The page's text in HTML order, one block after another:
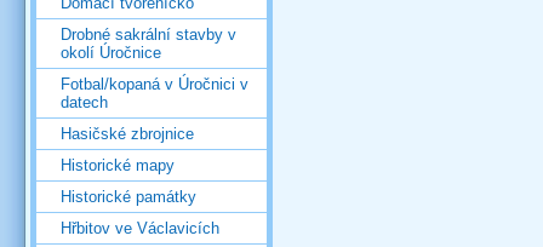
Drobné sakrální stavby v
okolí Úročnice
Fotbal/kopaná v Úročnici v
datech
Hasičské zbrojnice
Historické mapy
Historické památky
Hřbitov ve Václavicích